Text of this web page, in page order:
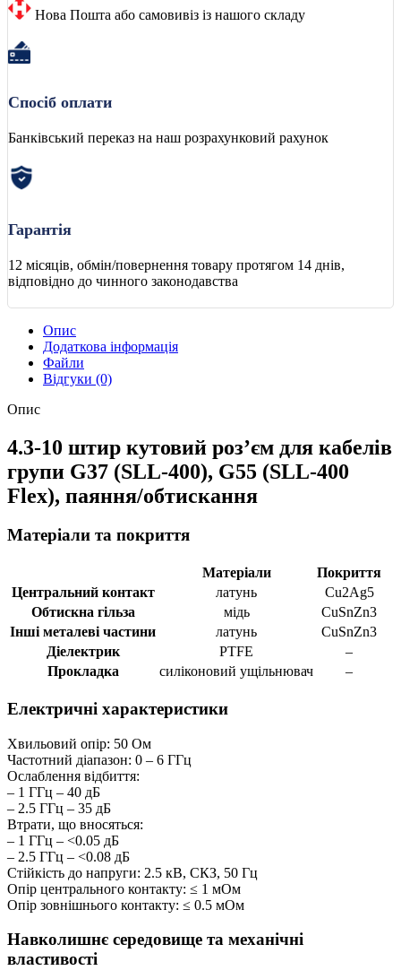
Нова Пошта або самовивіз із нашого складу
Спосіб оплати
Банківський переказ на наш розрахунковий рахунок
Гарантія
12 місяців, обмін/повернення товару протягом 14 днів,
відповідно до чинного законодавства
Опис
Додаткова інформація
Файли
Відгуки (0)
Опис
4.3-10 штир кутовий розʼєм для кабелів
групи G37 (SLL-400), G55 (SLL-400
Flex), паяння/обтискання
Матеріали та покриття
Матеріали
Покриття
Центральний контакт
латунь
Cu2Ag5
Обтискна гільза
мідь
CuSnZn3
Інші металеві частини
латунь
CuSnZn3
Діелектрик
PTFE
–
Прокладка
силіконовий ущільнювач –
Електричні характеристики
Хвильовий опір: 50 Ом
Частотний діапазон: 0 – 6 ГГц
Ослаблення відбиття:
– 1 ГГц – 40 дБ
– 2.5 ГГц – 35 дБ
Втрати, що вносяться:
– 1 ГГц – <0.05 дБ
– 2.5 ГГц – <0.08 дБ
Стійкість до напруги: 2.5 кВ, СКЗ, 50 Гц
Опір центрального контакту: ≤ 1 мОм
Опір зовнішнього контакту: ≤ 0.5 мОм
Навколишнє середовище та механічні
властивості